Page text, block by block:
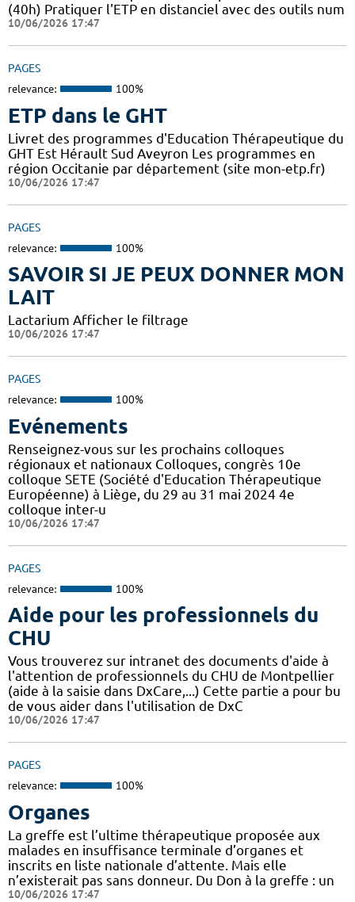
(40h) Pratiquer l'ETP en distanciel avec des outils num
10/06/2026 17:47
PAGES
relevance: 100%
ETP dans le GHT
Livret des programmes d'Education Thérapeutique du
GHT Est Hérault Sud Aveyron Les programmes en
région Occitanie par département (site mon-etp.fr)
10/06/2026 17:47
PAGES
relevance: 100%
SAVOIR SI JE PEUX DONNER MON
LAIT
Lactarium Afficher le filtrage
10/06/2026 17:47
PAGES
relevance: 100%
Evénements
Renseignez-vous sur les prochains colloques
régionaux et nationaux Colloques, congrès 10e
colloque SETE (Société d'Education Thérapeutique
Européenne) à Liège, du 29 au 31 mai 2024 4e
colloque inter-u
10/06/2026 17:47
PAGES
relevance: 100%
Aide pour les professionnels du
CHU
Vous trouverez sur intranet des documents d'aide à
l'attention de professionnels du CHU de Montpellier
(aide à la saisie dans DxCare,...) Cette partie a pour bu
de vous aider dans l'utilisation de DxC
10/06/2026 17:47
PAGES
relevance: 100%
Organes
La greffe est l’ultime thérapeutique proposée aux
malades en insuffisance terminale d’organes et
inscrits en liste nationale d’attente. Mais elle
n’existerait pas sans donneur. Du Don à la greffe : un
10/06/2026 17:47